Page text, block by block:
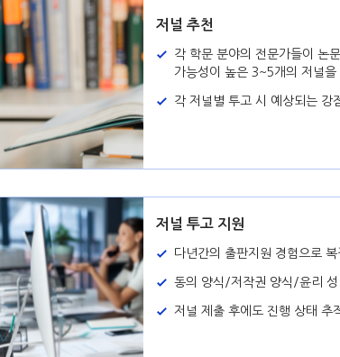
저널 추천
각 학문 분야의 전문가들이 논
가능성이 높은 3~5개의 저널을
각 저널별 투고 시 예상되는 강
저널 투고 지원
다년간의 출판지원 경험으로
동의 양식/저작권 양식/윤리
저널 제출 후에도 진행 상태 추